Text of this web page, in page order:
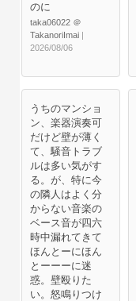
のに
taka06022 ＠
TakanoriImai |
2026/08/06
うちのマンショ
ン、楽器演奏可
だけど壁が薄く
て、騒音トラブ
ルは多い気がす
る。が、特に今
の隣人はよく分
からない音楽の
ベース音が四六
時中漏れてきて
ほんとーにほん
とーーーに迷
惑。壁殴りた
い。怒鳴りつけ